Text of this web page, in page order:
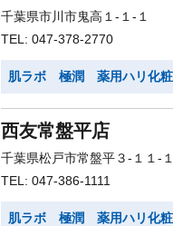
千葉県市川市鬼高１-１-１
TEL: 047-378-2770
肌ラボ 極潤 薬用ハリ化粧
西友常盤平店
千葉県松戸市常盤平３-１１-１
TEL: 047-386-1111
肌ラボ 極潤 薬用ハリ化粧